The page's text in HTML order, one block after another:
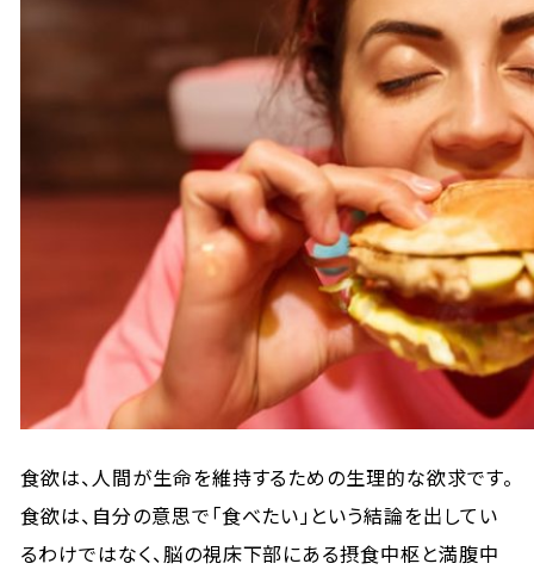
食欲は、人間が生命を維持するための生理的な欲求です。
食欲は、自分の意思で「食べたい」という結論を出してい
るわけではなく、脳の視床下部にある摂食中枢と満腹中